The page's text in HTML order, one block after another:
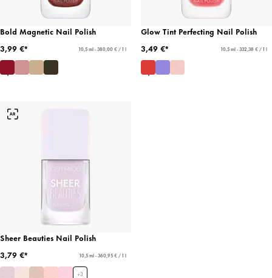
Bold Magnetic Nail Polish
3,99 €*
10,5 ml - 380,00 € / 1 l
Glow Tint Perfecting Nail Polish
3,49 €*
10,5 ml - 332,38 € / 1 l
Sheer Beauties Nail Polish
3,79 €*
10,5 ml - 360,95 € / 1 l
+3